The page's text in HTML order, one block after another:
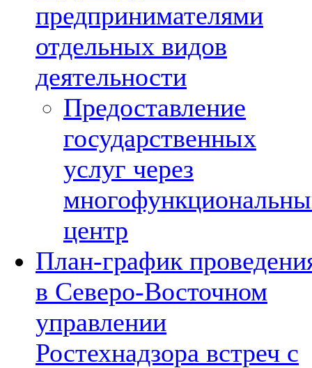
предпринимателями
отдельных видов
деятельности
Предоставление
государственных
услуг через
центр
План-график
в Северо-Восточном
управлении
Ростехнадзора встреч с